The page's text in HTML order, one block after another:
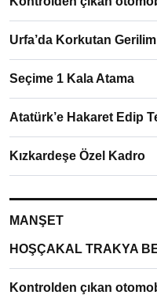
Urfa’da Korkutan
Seçime 1 Kala Atama
Atatürk’e Hakaret Edip
Kızkardeşe Özel Kadro
MANŞET
HOŞÇAKAL TRAKYA
Kontrolden çıkan